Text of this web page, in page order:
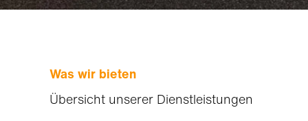
Was wir bieten
Übersicht unserer Dienstleistungen